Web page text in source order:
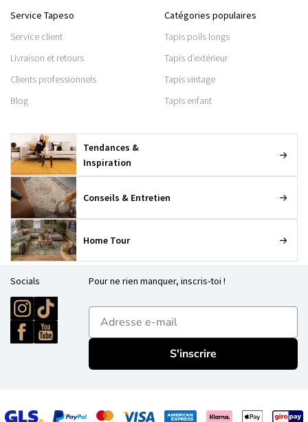
Service Tapeso
Service client
Livraison et retours
Clients professionnels
Blog
Catégories populaires
Tapis poils longs
Tapis d’extérieur
Tapis vintage
Tapis enfant
Tendances &
Inspiration
Conseils & Entretien
Home Tour
Socials Pour ne rien manquer, inscris-toi !
E-mailadres
S'inscrire